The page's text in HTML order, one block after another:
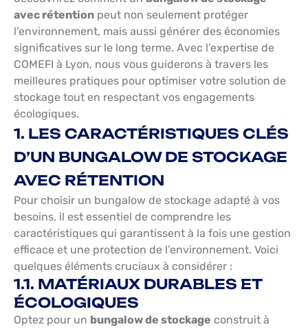
avec rétention peut non seulement protéger
l’environnement, mais aussi générer des économies
significatives sur le long terme. Avec l’expertise de
COMEFI à Lyon, nous vous guiderons à travers les
meilleures pratiques pour optimiser votre solution de
stockage tout en respectant vos engagements
écologiques.
1. LES CARACTÉRISTIQUES CLÉS
D’UN BUNGALOW DE STOCKAGE
AVEC RÉTENTION
Pour choisir un bungalow de stockage adapté à vos
besoins, il est essentiel de comprendre les
caractéristiques qui garantissent à la fois une gestion
efficace et une protection de l’environnement. Voici
quelques éléments cruciaux à considérer :
1.1. MATÉRIAUX DURABLES ET
ÉCOLOGIQUES
Optez pour un bungalow de stockage construit à